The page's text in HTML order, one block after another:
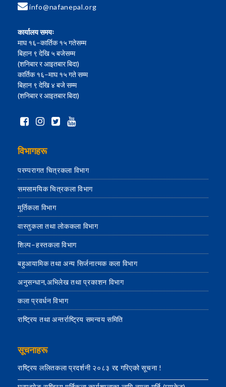
info@nafanepal.org
कार्यालय समयः
माघ १६–कार्तिक १५ गतेसम्म
बिहान ९ देखि ५ बजेसम्म
(शनिबार र आइतबार बिदा)
कार्तिक १६–माघ १५ गते सम्म
बिहान ९ देखि ४ बजे सम्म
(शनिबार र आइतबार बिदा)
विभागहरू
परम्परागत चित्रकला विभाग
समसामयिक चित्रकला विभाग
मूर्तिकला विभाग
वास्तुकला तथा लोककला विभाग
शिल्प–हस्तकला विभाग
बहुआयामिक तथा अन्य सिर्जनात्मक कला विभाग
अनुसन्धान,अभिलेख तथा प्रकाशन विभाग
कला प्रवर्धन विभाग
राष्ट्रिय तथा अन्तर्राष्ट्रिय समन्वय समिति
सूचनाहरू
राष्ट्रिय ललितकला प्रदर्शनी २०८३ रद्द गरिएको सूचना !